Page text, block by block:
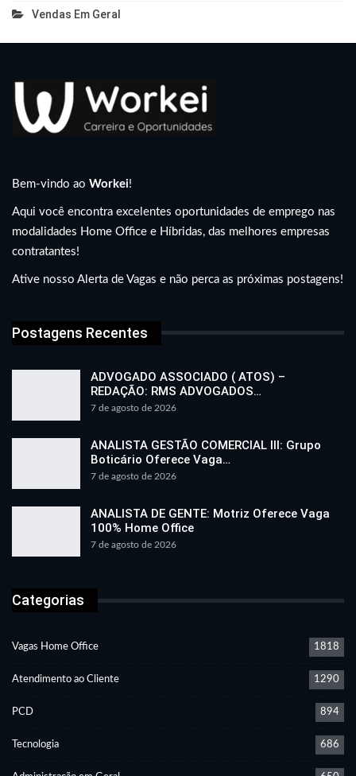
Vendas Em Geral
Bem-vindo ao Workei!
Aqui você encontra excelentes oportunidades de emprego nas
modalidades Home Office e Híbridas, das melhores empresas
contratantes!
Ative nosso Alerta de Vagas e não perca as próximas postagens!
Postagens Recentes
ADVOGADO ASSOCIADO ( ATOS) –
REDAÇÃO: RMS ADVOGADOS…
7 de agosto de 2026
ANALISTA GESTÃO COMERCIAL III: Grupo
Boticário Oferece Vaga…
7 de agosto de 2026
ANALISTA DE GENTE: Motriz Oferece Vaga
100% Home Office
7 de agosto de 2026
Categorias
Vagas Home Office 1818
Atendimento ao Cliente 1290
PCD 894
Tecnologia 686